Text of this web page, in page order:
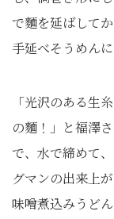
で麵を延ばして
手延べそうめん
「光沢のある生
の麵！」と福澤
で、水で締めて
グマンの出来上
味噌煮込みうど